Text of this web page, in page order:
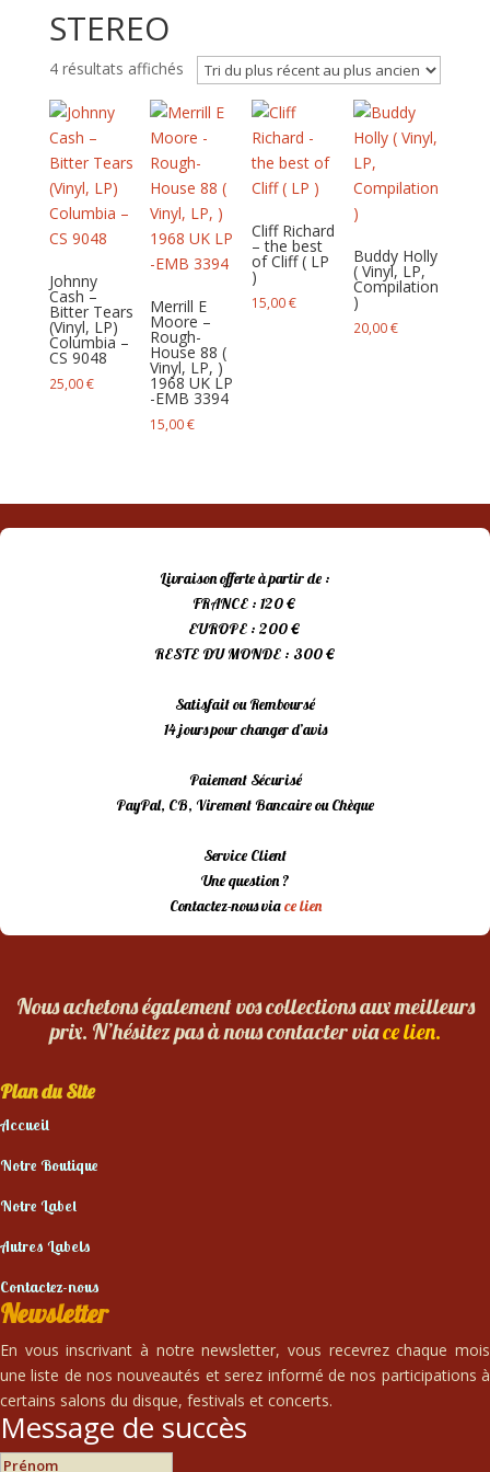
STEREO
4 résultats affichésTrié
plus
récent
au
plus
ancien
Johnny
Cash –
Bitter Tears
(Vinyl, LP)
Columbia –
CS 9048
25,00€
Merrill E
Moore –
Rough-
House 88 (
Vinyl, LP, )
1968 UK LP
-EMB 3394
15,00€
Cliff Richard
– the best
of Cliff ( LP
)
15,00€
Buddy Holly
( Vinyl, LP,
Compilation
)
20,00€
Livraison offerte à partir de :
FRANCE : 120 €
EUROPE : 200 €
RESTE DU MONDE : 300 €
Satisfait ou Remboursé
14 jours pour changer d’avis
Paiement Sécurisé
PayPal, CB, Virement Bancaire ou Chèque
Service Client
Une question ?
Contactez-nous viace lien
Nous achetons également vos collections aux meilleurs
prix. N’hésitez pas à nous contacter viace lien.
Plan du Site
Accueil
Notre Boutique
Notre Label
Autres Labels
Contactez-nous
Newsletter
En vous inscrivant à notre newsletter, vous recevrez chaque mois
une liste de nos nouveautés et serez informé de nos participations à
certains salons du disque, festivals et concerts.
Message de succès